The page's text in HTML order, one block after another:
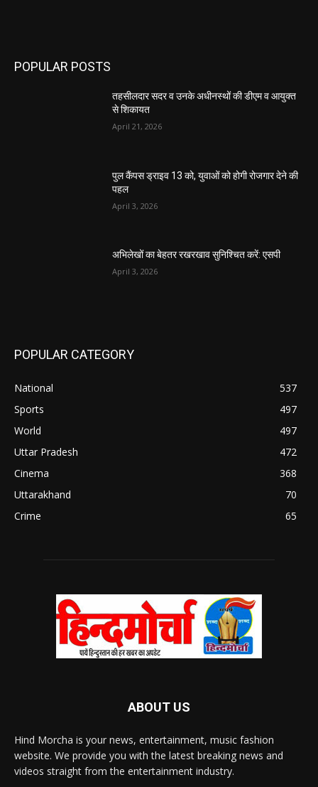
POPULAR POSTS
तहसीलदार सदर व उनके अधीनस्थों की डीएम व आयुक्त
से शिकायत
April 21, 2026
पुल कैंपस ड्राइव 13 को, युवाओं को होगी रोजगार देने की
पहल
April 3, 2026
अभिलेखों का बेहतर रखरखाव सुनिश्चित करें: एसपी
April 3, 2026
POPULAR CATEGORY
National
537
Sports
497
World
497
Uttar Pradesh
472
Cinema
368
Uttarakhand
70
Crime
65
ABOUT US
Hind Morcha is your news, entertainment, music fashion
website. We provide you with the latest breaking news and
videos straight from the entertainment industry.